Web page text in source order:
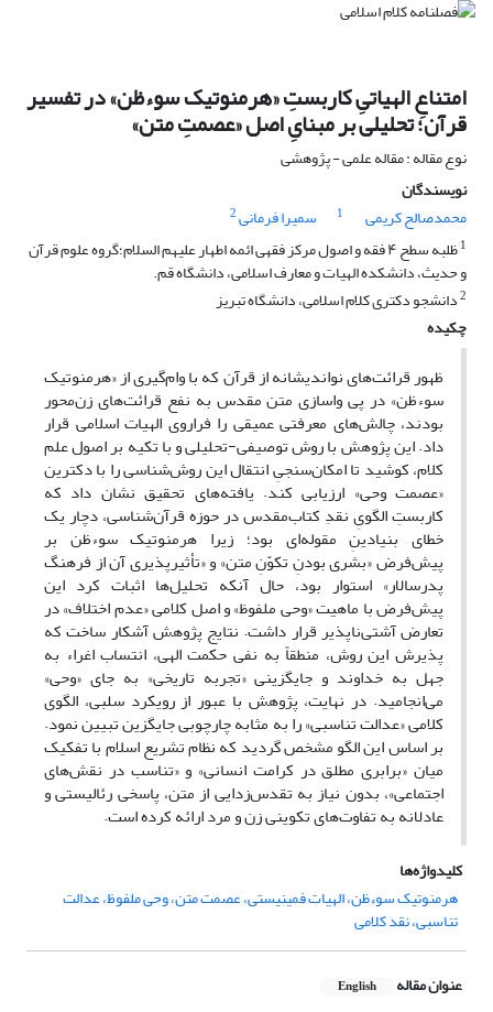
امتناعِ الهیاتیِ کاربستِ «هرمنوتیک سوءظن» در تفسیر
قرآن؛ تحلیلی بر مبنایِ اصل «عصمتِ متن»
نوع مقاله : مقاله علمی - پژوهشی
نویسندگان
محمدصالح کریمی
1 سمیرا فرمانی2
1
ظلبه سطح ۴ فقه و اصول مرکز فقهی ائمه اطهار علیهم السلام؛گروه علوم قرآن
و حدیث، دانشکده الهیات و معارف اسلامی، دانشگاه قم.
2دانشجو دکتری کلام اسلامی، دانشگاه تبریز
چکیده
ظهور قرائت‌های نواندیشانه از قرآن که با وام‌گیری از «هرمنوتیک
سوءظن» در پی واسازی متن مقدس به نفع قرائت‌های زن‌محور
بودند، چالش‌های معرفتی عمیقی را فراروی الهیات اسلامی قرار
داد. این پژوهش با روش توصیفی-تحلیلی و با تکیه بر اصول علم
کلام، کوشید تا امکان‌سنجیِ انتقال این روش‌شناسی را با دکترین
«عصمت وحی» ارزیابی کند. یافته‌های تحقیق نشان داد که
کاربستِ الگویِ نقدِ کتاب‌مقدس در حوزه قرآن‌شناسی، دچار یک
خطای بنیادینِ مقوله‌ای بود؛ زیرا هرمنوتیک سوءظن بر
پیش‌فرض «بشری بودنِ تکوّنِ متن» و «تأثیرپذیری آن از فرهنگ
پدرسالار» استوار بود، حال آنکه تحلیل‌ها اثبات کرد این
پیش‌فرض با ماهیت «وحی ملفوظ» و اصل کلامی «عدم اختلاف» در
تعارض آشتی‌ناپذیر قرار داشت. نتایج پژوهش آشکار ساخت که
پذیرش این روش، منطقاً به نفی حکمت الهی، انتساب اغراء به
جهل به خداوند و جایگزینی «تجربه تاریخی» به جای «وحی»
می‌انجامید. در نهایت، پژوهش با عبور از رویکرد سلبی، الگوی
کلامی «عدالت تناسبی» را به مثابه چارچوبی جایگزین تبیین نمود.
بر اساس این الگو مشخص گردید که نظام تشریع اسلام با تفکیک
میان «برابری مطلق در کرامت انسانی» و «تناسب در نقش‌های
اجتماعی»، بدون نیاز به تقدس‌زدایی از متن، پاسخی رئالیستی و
عادلانه به تفاوت‌های تکوینی زن و مرد ارائه کرده است.
کلیدواژه‌ها
هرمنوتیک سوءظن، الهیات فمینیستی، عصمت متن، وحی ملفوظ، عدالت
تناسبی، نقد کلامی
عنوان مقاله English